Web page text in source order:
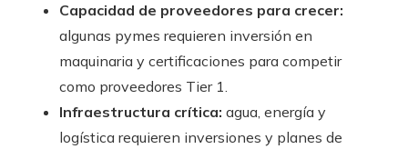
Capacidad de proveedores para crecer:
algunas pymes requieren inversión en
maquinaria y certificaciones para competir
como proveedores Tier 1.
Infraestructura crítica: agua, energía y
logística requieren inversiones y planes de